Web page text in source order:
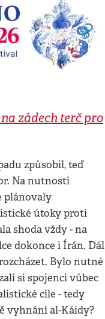
zádech terč pro
způsobil, teď
Na nutnosti
plánovaly
útoky proti
shoda vždy - na
dokonce i Írán. Dál
Bylo nutné
si spojenci vůbec
cíle - tedy
vyhnání al-Káidy?